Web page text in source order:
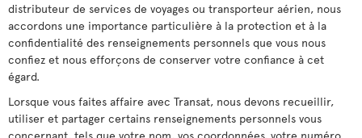
distributeur de services de voyages ou transporteur aérien, nous
accordons une importance particulière à la protection et à la
confidentialité des renseignements personnels que vous nous
confiez et nous efforçons de conserver votre confiance à cet
égard.
Lorsque vous faites affaire avec Transat, nous devons recueillir,
utiliser et partager certains renseignements personnels vous